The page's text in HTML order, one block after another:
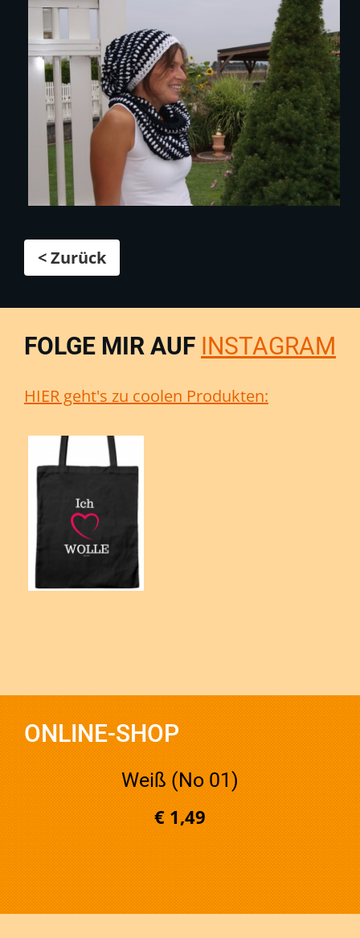
< Zurück
FOLGE MIR AUF INSTAGRAM
HIER geht's zu coolen Produkten:
ONLINE-SHOP
Weiß (No 01)
€ 1,49